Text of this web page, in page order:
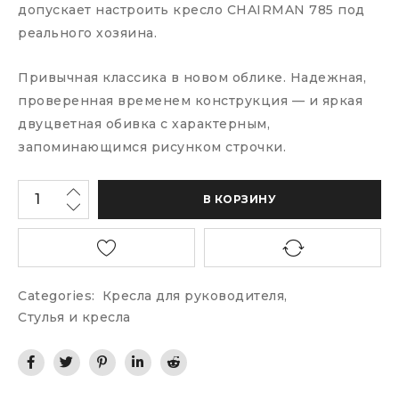
допускает настроить кресло CHAIRMAN 785 под
реального хозяина.
Привычная классика в новом облике. Надежная,
проверенная временем конструкция — и яркая
двуцветная обивка с характерным,
запоминающимся рисунком строчки.
В КОРЗИНУ
Categories: Кресла для руководителя,
Стулья и кресла